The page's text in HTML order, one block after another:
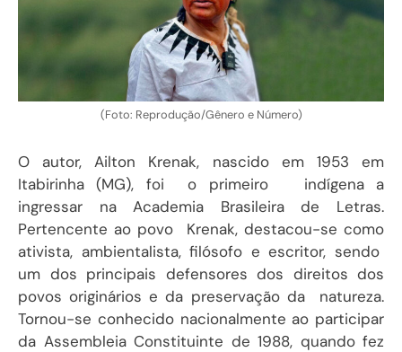
(Foto: Reprodução/Gênero e Número)
O autor, Ailton Krenak, nascido em 1953 em
Itabirinha (MG), foi o primeiro indígena a
ingressar na Academia Brasileira de Letras.
Pertencente ao povo Krenak, destacou-se como
ativista, ambientalista, filósofo e escritor, sendo
um dos principais defensores dos direitos dos
povos originários e da preservação da natureza.
Tornou-se conhecido nacionalmente ao participar
da Assembleia Constituinte de 1988, quando fez